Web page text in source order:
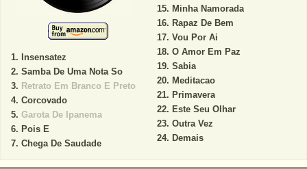
Insensatez
Samba De Uma Nota So
Retrato Em Branco E Preto
Corcovado
Garota De Ipanema
Pois E
Chega De Saudade
Minha Namorada
Rapaz De Bem
Vou Por Ai
O Amor Em Paz
Sabia
Meditacao
Primavera
Este Seu Olhar
Outra Vez
Demais